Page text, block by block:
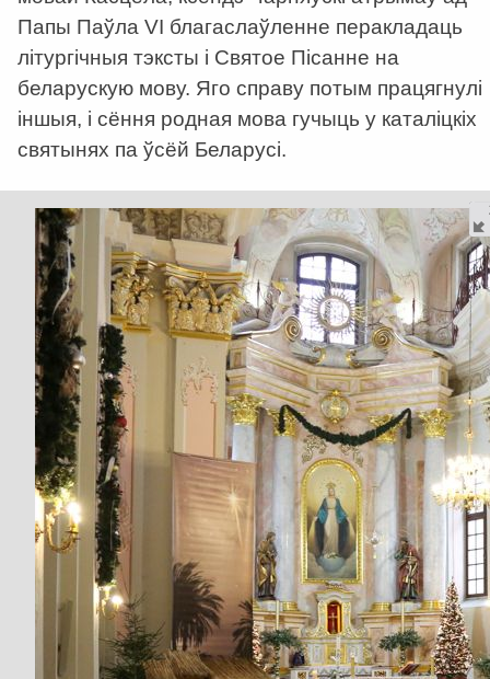
Папы Паўла VI благаслаўленне перакладаць
літургічныя тэксты і Святое Пісанне на
беларускую мову. Яго справу потым працягнулі
іншыя, і сёння родная мова гучыць у каталіцкіх
святынях па ўсёй Беларусі.